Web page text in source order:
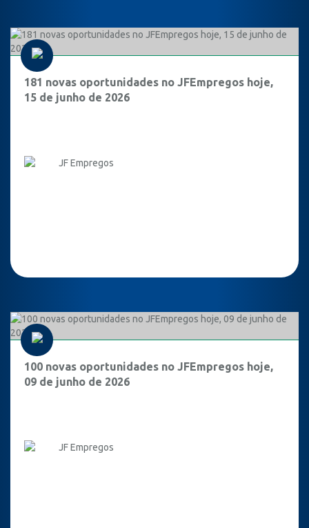
181 novas oportunidades no JFEmpregos hoje,
15 de junho de 2026
JF Empregos
100 novas oportunidades no JFEmpregos hoje,
09 de junho de 2026
JF Empregos